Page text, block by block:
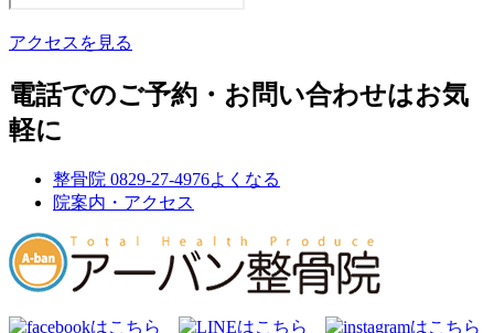
アクセスを見る
電話でのご予約・お問い合わせはお気
軽に
整骨院 0829-27-4976よくなる
院案内・アクセス